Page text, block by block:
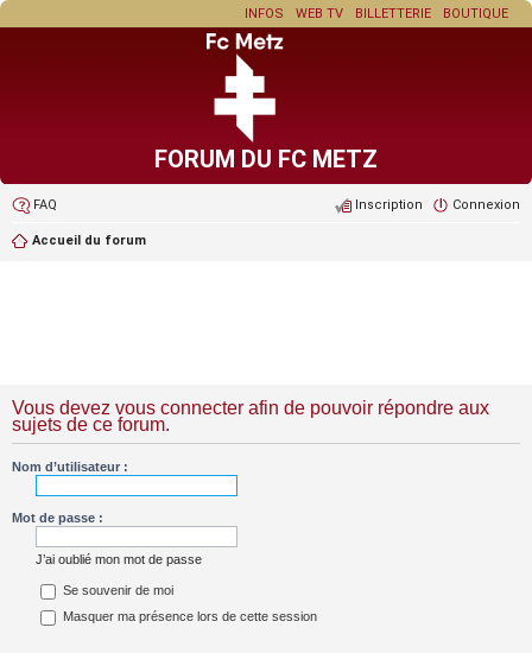
BOUTIQUE
BILLETTERIE
WEB TV
INFOS
FORUM DU FC METZ
FAQ Connexion
Inscription
Accueil du forum
Vous devez vous connecter afin de pouvoir répondre aux
sujets de ce forum.
Nom d’utilisateur :
Mot de passe :
J’ai oublié mon mot de passe
Se souvenir de moi
Masquer ma présence lors de cette session